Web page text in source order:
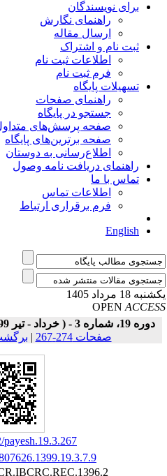
برای نویسندگان
راهنمای نگارش
ارسال مقاله
ثبت نام و اشتراک
اطلاعات ثبت نام
فرم ثبت نام
تسهیلات پایگاه
راهنمای صفحات
جستجو در پایگاه
صفحه پرسش‌های متداول
صفحه برترین‌های پایگاه
اطلاع‌رسانی به دوستان
راهنمای دریافت نامه وصول
تماس با ما
اطلاعات تماس
فرم برقراری ارتباط
English
18 مرداد 1405
OPEN
دوره 19، شماره 3 - ( خرداد - تیر 1399 )
صفحات 274-267
|
payesh.19.3.267